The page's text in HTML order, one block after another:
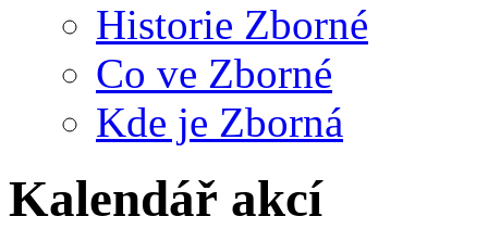
Historie Zborné
Co ve Zborné
Kde je Zborná
Kalendář akcí